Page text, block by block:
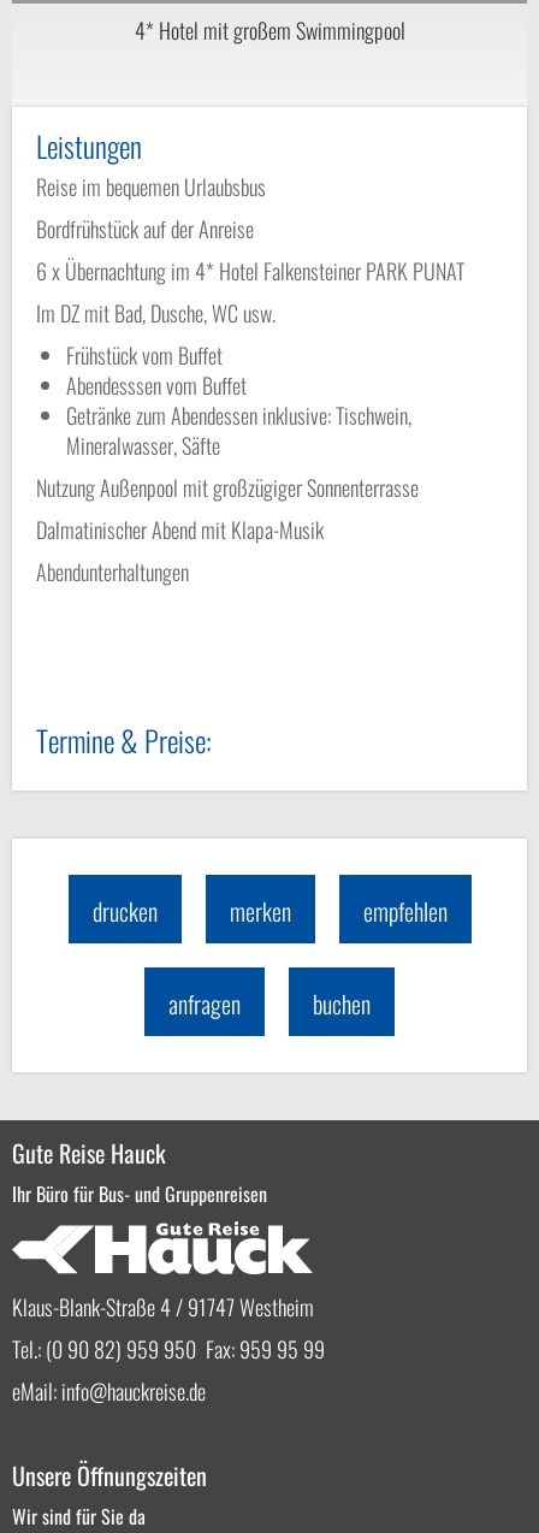
4* Hotel mit großem Swimmingpool
Leistungen
Reise im bequemen Urlaubsbus
Bordfrühstück auf der Anreise
6 x Übernachtung im 4* Hotel Falkensteiner PARK PUNAT
Im DZ mit Bad, Dusche, WC usw.
Frühstück vom Buffet
Abendesssen vom Buffet
Getränke zum Abendessen inklusive: Tischwein,
Mineralwasser, Säfte
Nutzung Außenpool mit großzügiger Sonnenterrasse
Dalmatinischer Abend mit Klapa-Musik
Abendunterhaltungen
Termine & Preise:
drucken merken empfehlen
anfragen buchen
Gute Reise Hauck
Ihr Büro für Bus- und Gruppenreisen
Klaus-Blank-Straße 4 / 91747 Westheim
Tel.: (0 90 82) 959 950 Fax: 959 95 99
eMail:info hauckreise.de
Unsere Öffnungszeiten
Wir sind für Sie da